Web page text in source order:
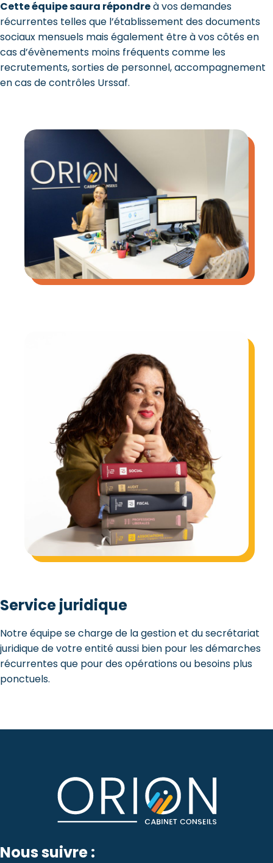
Cette équipe saura répondreà vos demandes
récurrentes telles que l’établissement des documents
sociaux mensuels mais également être à vos côtés en
cas d’évènements moins fréquents comme les
recrutements, sorties de personnel, accompagnement
en cas de contrôles Urssaf.
Service juridique
Notre équipe se charge de la gestion et du secrétariat
juridique de votre entité aussi bien pour les démarches
récurrentes que pour des opérations ou besoins plus
ponctuels.
Nous suivre :